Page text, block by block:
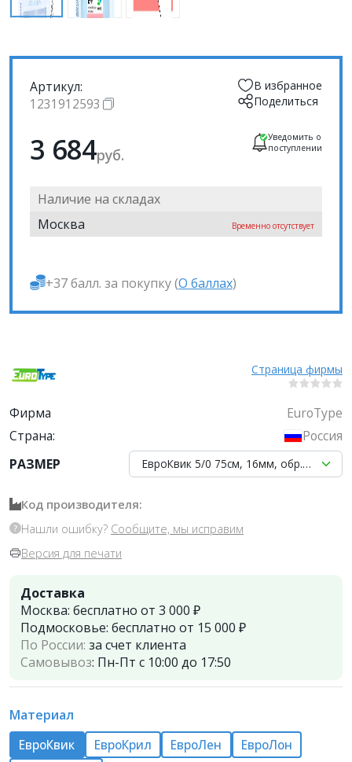
Артикул:
1231912593
В избранное
Поделиться
3 684руб.
Уведомить о
поступлении
Наличие на складах
Москва
Временно отсутствует
+37 балл. за покупку (О баллах)
Страница фирмы
Фирма
EuroType
Страна:
Россия
РАЗМЕР
ЕвроКвик 5/0 75см, 16мм, обр.реж.3/8,
Код производителя:
Нашли ошибку? Сообщите, мы исправим
Версия для печати
Доставка
Москва: бесплатно от 3 000 ₽
Подмосковье: бесплатно от 15 000 ₽
По России: за счет клиента
Самовывоз: Пн-Пт с 10:00 до 17:50
Материал
ЕвроКвик ЕвроКрил ЕвроЛен
ЕвроЛон